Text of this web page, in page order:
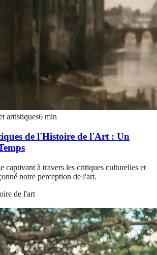
artistiques6 min
de l'Histoire de l'Art : Un
captivant à travers les critiques culturelles et
notre perception de l'art.
de l'art